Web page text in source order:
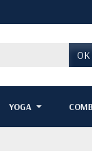
OK
YOGA